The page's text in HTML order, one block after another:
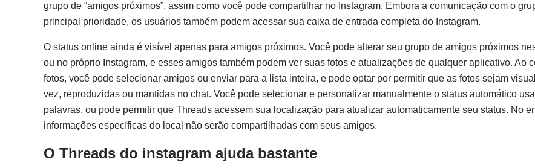
grupo de “amigos próximos”, assim como você pode compartilhar no Instagram. Embora a comunicação com o
principal prioridade, os usuários também podem acessar sua caixa de entrada completa do Instagram.
O status online ainda é visível apenas para amigos próximos. Você pode alterar seu grupo de amigos próximos
ou no próprio Instagram, e esses amigos também podem ver suas fotos e atualizações de qualquer aplicativo. Ao
fotos, você pode selecionar amigos ou enviar para a lista inteira, e pode optar por permitir que as fotos sejam
vez, reproduzidas ou mantidas no chat. Você pode selecionar e personalizar manualmente o status automático
palavras, ou pode permitir que Threads acessem sua localização para atualizar automaticamente seu status. No
informações específicas do local não serão compartilhadas com seus amigos.
O Threads do instagram ajuda bastante